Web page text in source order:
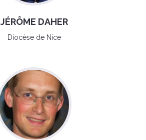
JÉRÔME DAHER
Diocèse de Nice